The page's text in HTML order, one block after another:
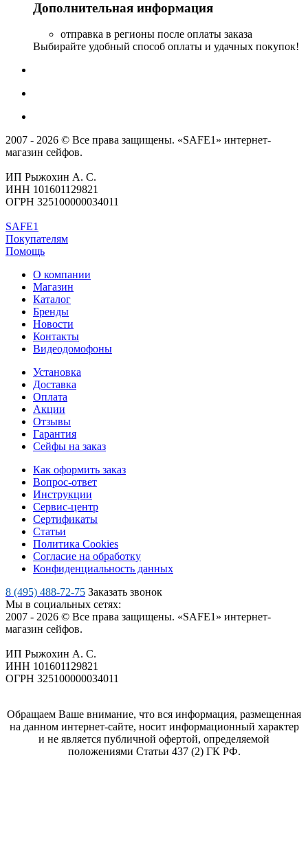
Дополнительная информация
отправка в регионы после оплаты заказа
Выбирайте удобный способ оплаты и удачных покупок!
2007 - 2026 © Все права защищены. «SAFE1» интернет-
магазин сейфов.
ИП Рыжохин А. С.
ИНН 101601129821
ОГРН 325100000034011
SAFE1
Покупателям
Помощь
О компании
Магазин
Каталог
Бренды
Новости
Контакты
Видеодомофоны
Установка
Доставка
Оплата
Акции
Отзывы
Гарантия
Сейфы на заказ
Как оформить заказ
Вопрос-ответ
Инструкции
Сервис-центр
Сертификаты
Статьи
Политика Cookies
Согласие на обработку
Конфиденциальность данных
8 (495) 488-72-75 Заказать звонок
Мы в социальных сетях:
2007 - 2026 © Все права защищены. «SAFE1» интернет-
магазин сейфов.
ИП Рыжохин А. С.
ИНН 101601129821
ОГРН 325100000034011
Обращаем Ваше внимание, что вся информация, размещенная
на данном интернет-сайте, носит информационный характер
и не является публичной офертой, определяемой
положениями Статьи 437 (2) ГК РФ.